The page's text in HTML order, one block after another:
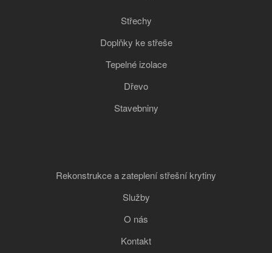
Střechy
Doplňky ke střeše
Tepelné izolace
Dřevo
Stavebniny
Rekonstrukce a zateplení střešní krytiny
Služby
O nás
Kontakt